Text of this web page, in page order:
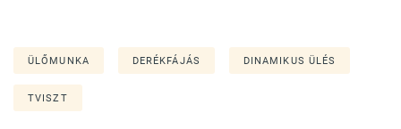
ÜLŐMUNKA DERÉKFÁJÁS DINAMIKUS ÜLÉS
TVISZT